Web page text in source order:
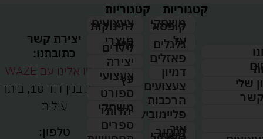
שלי
קשר
קטגוריות
משחקי
קופסא
על
גלגלים
פאזלים
דמיון
צעצועים
הרכבות
פליימוביל
איך
לבחור
משחקי
קטגוריות
צעצועים
לתינוקות
מוצרי
קיץ
לילדים
יצירה
צעצועי
עץ
ספורט
משחקי
יהדות
ספרים
יצירת קשר
כתובתנו:
נווטו אלינו עם WAZE
רחוב בנין דוד 18, ביתר
עילית
טלפון: